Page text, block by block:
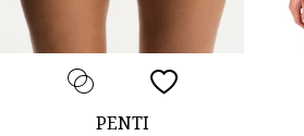
PENTI